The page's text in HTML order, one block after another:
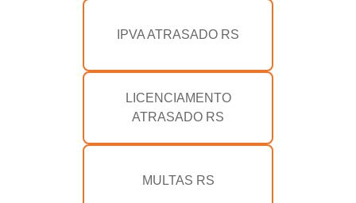
IPVA ATRASADO RS
LICENCIAMENTO
ATRASADO RS
MULTAS RS